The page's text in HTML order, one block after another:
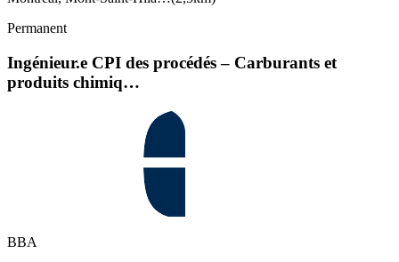
Permanent
Ingénieur.e CPI des procédés – Carburants et
produits chimiq…
BBA